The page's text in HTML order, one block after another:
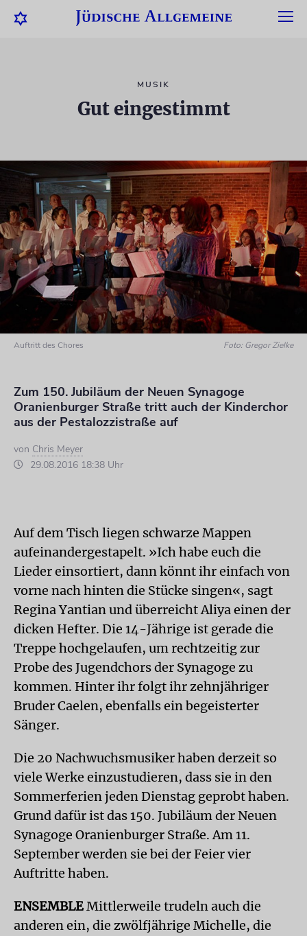
MUSIK
Gut eingestimmt
Auftritt des Chores Foto: Gregor Zielke
Zum 150. Jubiläum der Neuen Synagoge
Oranienburger Straße tritt auch der Kinderchor
aus der Pestalozzistraße auf
von Chris Meyer
29.08.2016 18:38 Uhr
Auf dem Tisch liegen schwarze Mappen
aufeinandergestapelt. »Ich habe euch die
Lieder einsortiert, dann könnt ihr einfach von
vorne nach hinten die Stücke singen«, sagt
Regina Yantian und überreicht Aliya einen der
dicken Hefter. Die 14-Jährige ist gerade die
Treppe hochgelaufen, um rechtzeitig zur
Probe des Jugendchors der Synagoge zu
kommen. Hinter ihr folgt ihr zehnjähriger
Bruder Caelen, ebenfalls ein begeisterter
Sänger.
Die 20 Nachwuchsmusiker haben derzeit so
viele Werke einzustudieren, dass sie in den
Sommerferien jeden Dienstag geprobt haben.
Grund dafür ist das 150. Jubiläum der Neuen
Synagoge Oranienburger Straße. Am 11.
September werden sie bei der Feier vier
Auftritte haben.
ENSEMBLEMittlerweile trudeln auch die
anderen ein, die zwölfjährige Michelle, die